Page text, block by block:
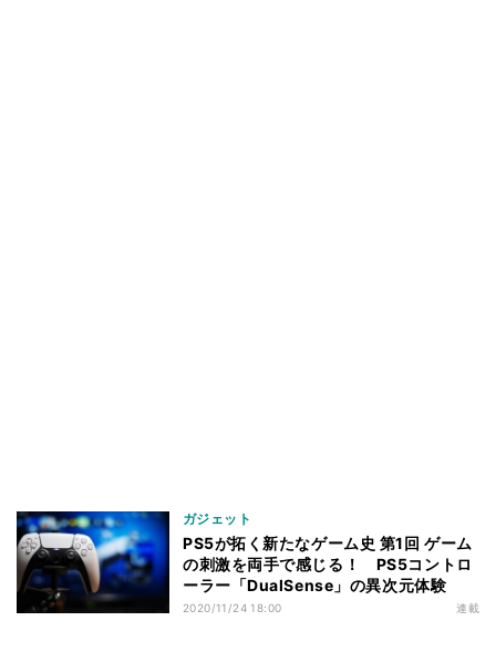
ガジェット
PS5が拓く新たなゲーム史 第1回 ゲーム
の刺激を両手で感じる！ PS5コントロ
ーラー「DualSense」の異次元体験
2020/11/24 18:00 連載